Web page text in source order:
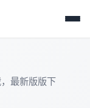
最新版版下